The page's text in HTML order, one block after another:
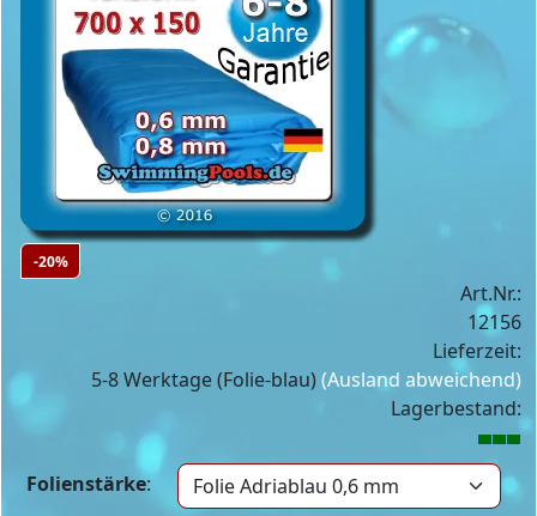
-20%
Art.Nr.:
12156
Lieferzeit:
5-8 Werktage (Folie-blau) (Ausland abweichend)
Lagerbestand:
Folienstärke: